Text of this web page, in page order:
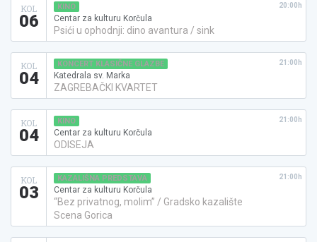
KOL
06
KINO
Centar za kulturu Korčula
Psići u ophodnji: dino avantura / sink
20:00h
KOL
04
KONCERT KLASIČNE GLAZBE
Katedrala sv. Marka
ZAGREBAČKI KVARTET
21:00h
KOL
04
KINO
Centar za kulturu Korčula
ODISEJA
21:00h
KOL
03
KAZALIŠNA PREDSTAVA
Centar za kulturu Korčula
“Bez privatnog, molim” / Gradsko kazalište
Scena Gorica
21:00h